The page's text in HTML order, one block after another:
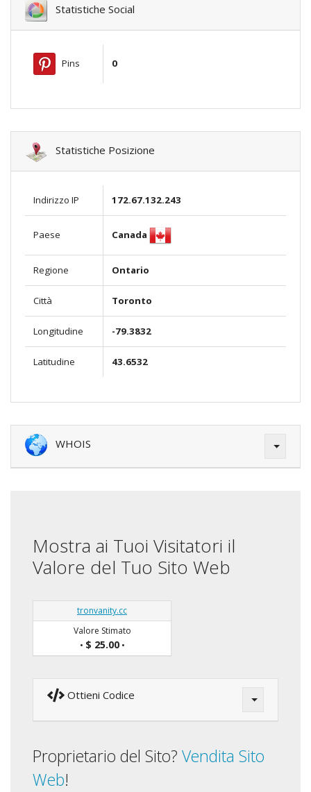
Statistiche Social
Pins 0
Statistiche Posizione
Indirizzo IP 172.67.132.243
Paese Canada
Regione Ontario
Città Toronto
Longitudine -79.3832
Latitudine 43.6532
WHOIS
Mostra ai Tuoi Visitatori il
Valore del Tuo Sito Web
tronvanity.cc
Valore Stimato
• $ 25.00•
Ottieni Codice
Proprietario del Sito? Vendita Sito
Web!